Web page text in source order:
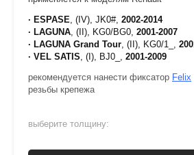
· ESPASE , (IV), JK0#, 2002-2014
· LAGUNA , (II), KG0/BG0, 2001-2007
· LAGUNA Grand Tour , (II), KG0/1_,
· VEL SATIS , (I), BJ0_,
2001-2009
рекомендуется нанести фиксатор Felix
резьбы крепежа
выберите толщину: